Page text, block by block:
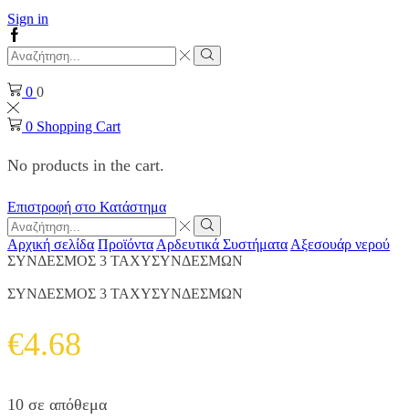
Sign in
Facebook
Search
input
Search
0 0
0 Shopping Cart
No products in the cart.
Επιστροφή στο Κατάστημα
Search
input
Search
Αρχική σελίδα Προϊόντα Αρδευτικά Συστήματα Αξεσουάρ νερού
ΣΥΝΔΕΣΜΟΣ 3 ΤΑΧΥΣΥΝΔΕΣΜΩΝ
ΣΥΝΔΕΣΜΟΣ 3 ΤΑΧΥΣΥΝΔΕΣΜΩΝ
€4.68
10 σε απόθεμα